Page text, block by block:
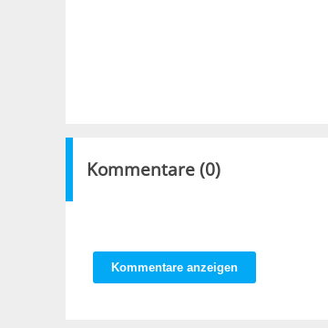
Kommentare (0)
Kommentare anzeigen